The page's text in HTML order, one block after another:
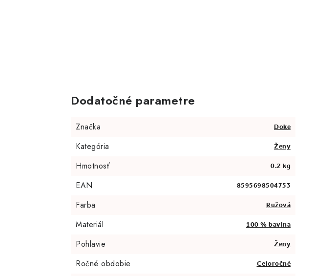
Dodatočné parametre
Značka Doke
Kategória Ženy
Hmotnosť 0.2 kg
EAN 8595698504753
Farba Ružová
Materiál 100 % bavlna
Pohlavie Ženy
Ročné obdobie Celoročné